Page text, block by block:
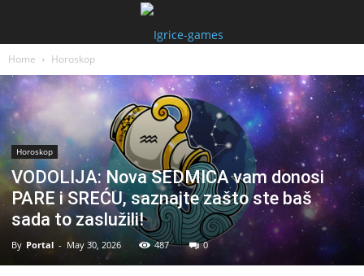
Home Horoskop
Horoskop
VODOLIJA: Nova SEDMICA vam donosi
PARE i SREĆU, saznajte zašto ste baš
sada to zaslužili!
By Portal - May 30, 2026 487 0